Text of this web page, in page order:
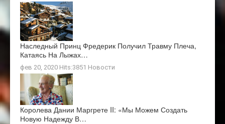
Наследный Принц Фредерик Получил Травму Плеча,
Катаясь На Лыжах…
фев 20, 2020 Hits:3851 Новости
Королева Дании Маргрете II: «Мы Можем Создать
Новую Надежду В…